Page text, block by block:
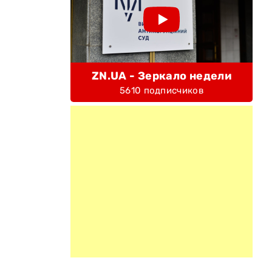
ZN.UA - Зеркало недели
5610 подписчиков